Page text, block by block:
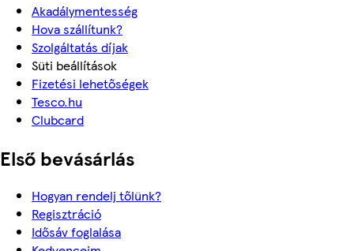
Akadálymentesség
Hova szállítunk?
Szolgáltatás díjak
Süti beállítások
Fizetési lehetőségek
Tesco.hu
Clubcard
Első bevásárlás
Hogyan rendelj tőlünk?
Regisztráció
Idősáv foglalása